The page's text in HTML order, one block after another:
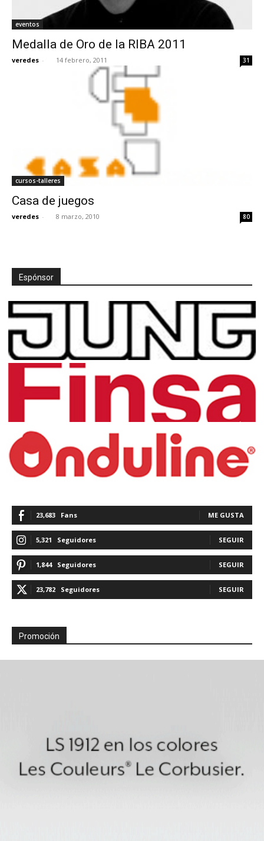
eventos
Medalla de Oro de la RIBA 2011
veredes - 14 febrero, 2011 31
cursos-talleres
Casa de juegos
veredes - 8 marzo, 2010 80
Espónsor
23,683 Fans ME GUSTA
5,321 Seguidores SEGUIR
1,844 Seguidores SEGUIR
23,782 Seguidores SEGUIR
Promoción